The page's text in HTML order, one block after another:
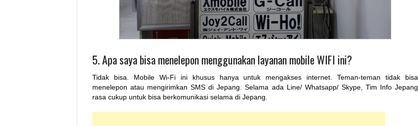
5. Apa saya bisa menelepon menggunakan layanan mobile WIFI ini?
Tidak bisa. Mobile Wi-Fi ini khusus hanya untuk mengakses internet. Teman-teman tidak bisa
menelepon atau mengirimkan SMS di Jepang. Selama ada Line/ Whatsapp/ Skype, Tim Info Jepang
rasa cukup untuk bisa berkomunikasi selama di Jepang.